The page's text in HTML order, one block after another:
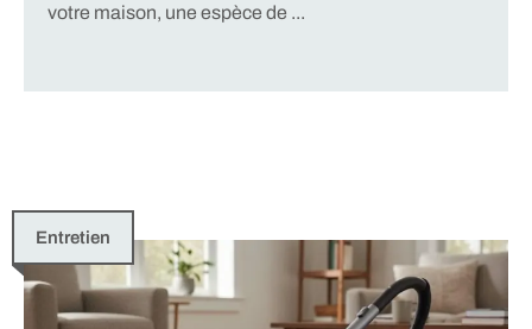
votre maison, une espèce de ...
Entretien